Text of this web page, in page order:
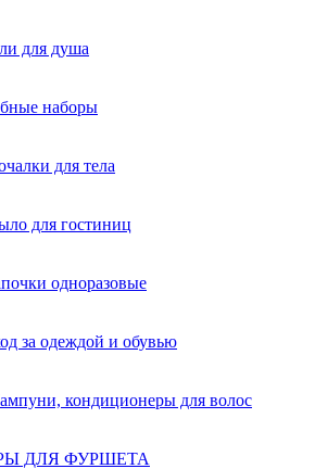
для душа
наборы
для тела
для гостиниц
одноразовые
за одеждой и обувью
кондиционеры для волос
ДЛЯ ФУРШЕТА